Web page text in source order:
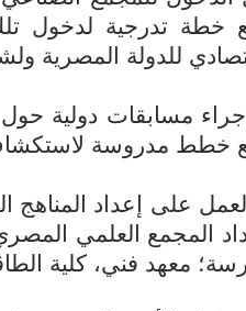
خطة تدرجية لدخول تلك
للدولة المصرية
مسابقات دولية
خطط مدروسة لاستكشاف
على إعداد المناهج
المجمع العلمي
معهد فني، كلية